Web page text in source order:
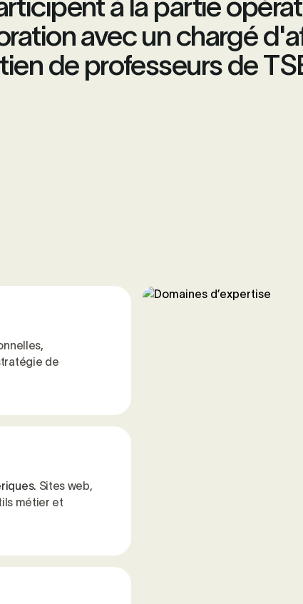
à la partie
avec un chargé
de professeurs de
de
Sites web,
métier et